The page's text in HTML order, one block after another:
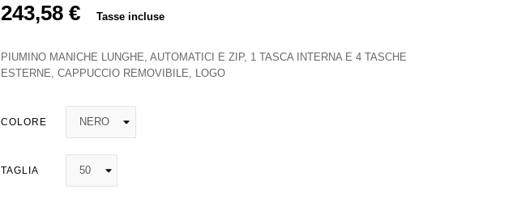
243,58 € Tasse incluse
PIUMINO MANICHE LUNGHE, AUTOMATICI E ZIP, 1 TASCA INTERNA E 4 TASCHE
ESTERNE, CAPPUCCIO REMOVIBILE, LOGO
COLORE
TAGLIA